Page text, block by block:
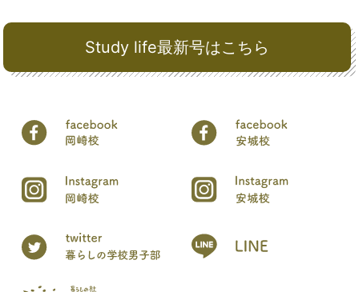
Study life最新号はこちら